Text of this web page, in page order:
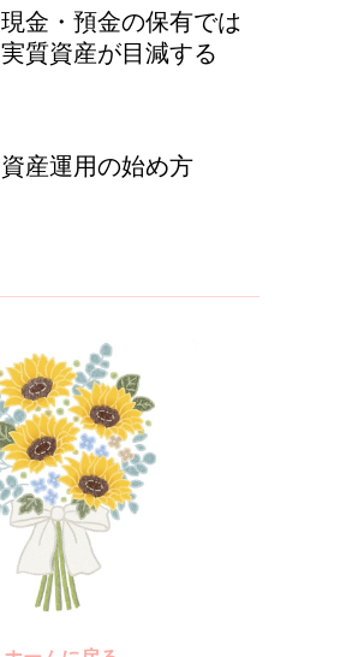
現金・預金の保有では
実質資産が目減する
資産運用の始め方